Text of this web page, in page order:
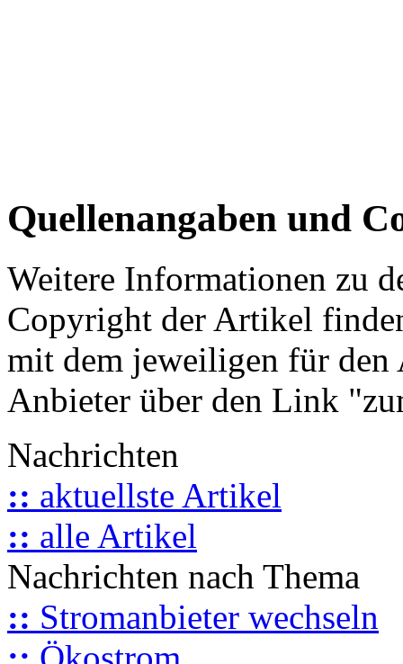
Quellenangaben und
Weitere Informationen zu
Copyright der Artikel
mit dem jeweiligen für
Anbieter über den Link
Nachrichten
:: aktuellste Artikel
:: alle Artikel
Nachrichten nach Thema
:: Stromanbieter wechseln